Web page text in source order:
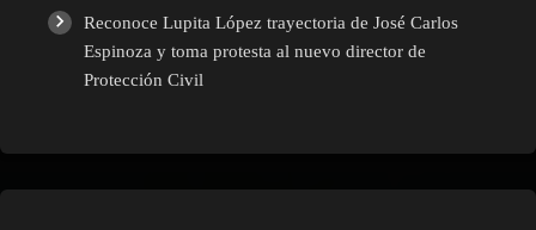
Reconoce Lupita López trayectoria de José Carlos
Espinoza y toma protesta al nuevo director de
Protección Civil